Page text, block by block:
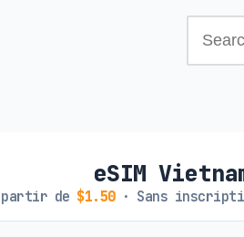
eSIM
de $1.50· Sans